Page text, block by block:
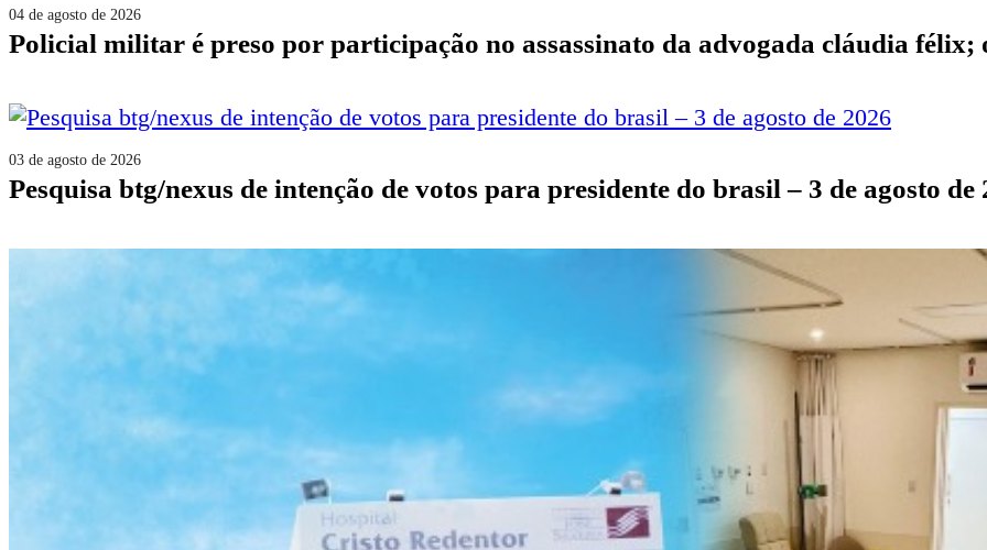
04 de agosto de 2026
policial militar é preso por participação no assassinato da advogada cláudia
03 de agosto de 2026
pesquisa btg/nexus de intenção de votos para presidente do brasil – 3 de agosto de